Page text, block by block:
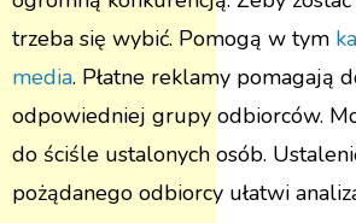
trzeba się wybić. Pomogą w tym
media. Płatne reklamy pomagają
odpowiedniej grupy odbiorców.
do ściśle ustalonych osób.
pożądanego odbiorcy ułatwi